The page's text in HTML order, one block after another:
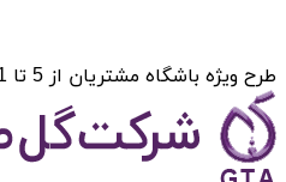
طرح ویژه باشگاه مشتریان از 5 تا 11 درصد بازگشت وجه، بسته به میزان خریدتان.